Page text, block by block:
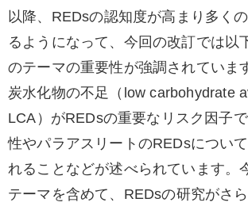
以降、REDsの認知度が高まり多く
るようになって、今回の改訂では以
のテーマの重要性が強調されていま
炭水化物の不足（low carbohydrate
LCA）がREDsの重要なリスク因子
性やパラアスリートのREDsについ
れることなどが述べられています。
テーマを含めて、REDsの研究がさ